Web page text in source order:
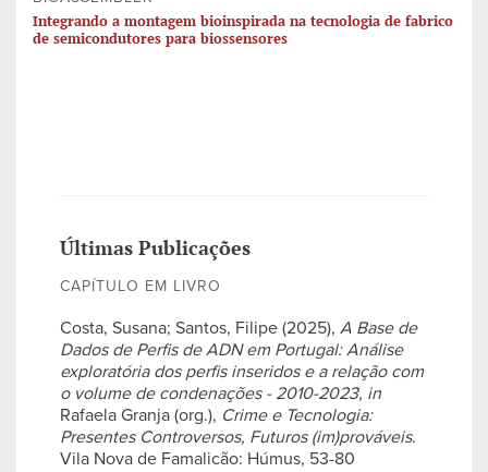
Integrando a montagem bioinspirada na tecnologia de fabrico
de semicondutores para biossensores
Últimas Publicações
CAPÍTULO EM LIVRO
Costa, Susana; Santos, Filipe (2025), A Base de
Dados de Perfis de ADN em Portugal: Análise
exploratória dos perfis inseridos e a relação com
o volume de condenações - 2010-2023, in
Rafaela Granja (org.), Crime e Tecnologia:
Presentes Controversos, Futuros (im)prováveis.
Vila Nova de Famalicão: Húmus, 53-80